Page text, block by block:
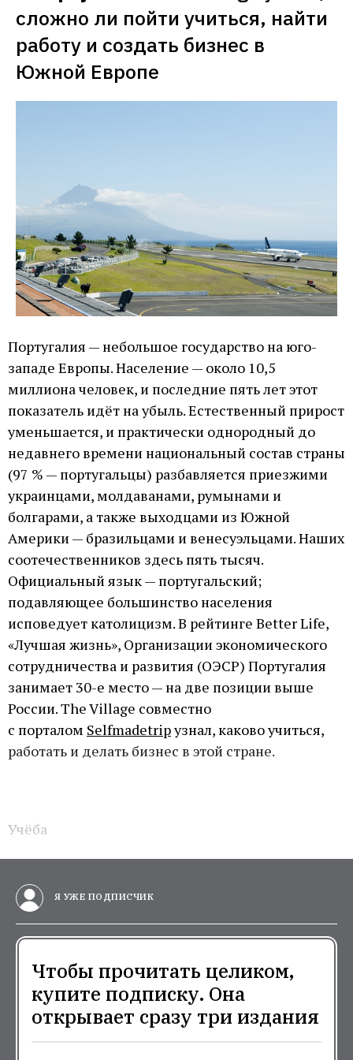
сложно ли пойти учиться, найти
работу и создать бизнес в
Южной Европе
Португалия — небольшое государство на юго-
западе Европы. Население — около 10,5
миллиона человек, и последние пять лет этот
показатель идёт на убыль. Естественный прирост
уменьшается, и практически однородный до
недавнего времени национальный состав страны
(97 % — португальцы) разбавляется приезжими
украинцами, молдаванами, румынами и
болгарами, а также выходцами из Южной
Америки — бразильцами и венесуэльцами. Наших
соотечественников здесь пять тысяч.
Официальный язык — португальский;
подавляющее большинство населения
исповедует католицизм. В рейтинге Better Life,
«Лучшая жизнь», Организации экономического
сотрудничества и развития (ОЭСР) Португалия
занимает 30-е место — на две позиции выше
России. The Village совместно
с порталом Selfmadetripузнал, каково учиться,
работать и делать бизнес в этой стране.
Учёба
Я УЖЕ ПОДПИСЧИК
Чтобы прочитать целиком,
купите подписку. Она
открывает сразу три издания